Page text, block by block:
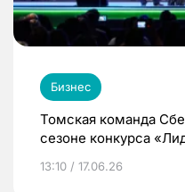
Бизнес
Томская команда
сезоне конкурса
13:10 / 17.06.26